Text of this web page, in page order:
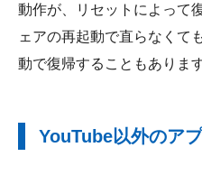
動作が、リセットによって
ェアの再起動で直らなくて
動で復帰することもあります
YouTube以外のア